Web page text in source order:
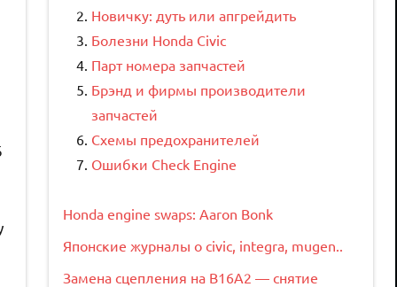
Новичку: дуть или апгрейдить
Болезни Honda Civic
Парт номера запчастей
Брэнд и фирмы производители
запчастей
Схемы предохранителей
Ошибки Check Engine
Honda engine swaps: Aaron Bonk
Японские журналы о civic, integra, mugen..
Замена сцепления на B16A2 — снятие